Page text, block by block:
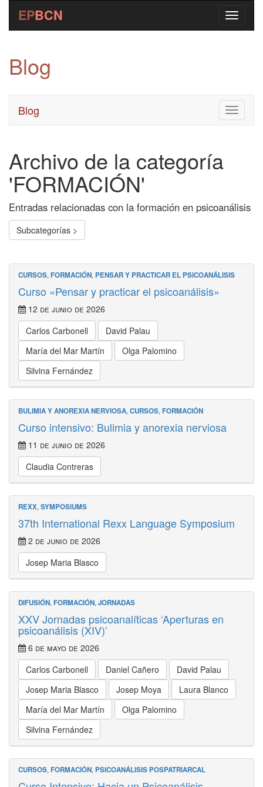
EPBCN
Blog
Toggle
Blog
Archivo de la categoría
'FORMACIÓN'
Entradas relacionadas con la formación en psicoanálisis
Subcategorías >
CURSOS, FORMACIÓN, PENSAR Y PRACTICAR EL PSICOANÁLISIS
Curso «Pensar y practicar el psicoanálisis»
12 de junio de 2026
Carlos Carbonell
David Palau
María del Mar Martín
Olga Palomino
Silvina Fernández
BULIMIA Y ANOREXIA NERVIOSA, CURSOS, FORMACIÓN
Curso intensivo: Bulimia y anorexia nerviosa
11 de junio de 2026
Claudia Contreras
REXX, SYMPOSIUMS
37th International Rexx Language Symposium
2 de junio de 2026
Josep Maria Blasco
DIFUSIÓN, FORMACIÓN, JORNADAS
XXV Jornadas psicoanalíticas ‘Aperturas en
psicoanálisis (XIV)’
6 de mayo de 2026
Carlos Carbonell
Daniel Cañero
David Palau
Josep Maria Blasco
Josep Moya
Laura Blanco
María del Mar Martín
Olga Palomino
Silvina Fernández
CURSOS, FORMACIÓN, PSICOANÁLISIS POSPATRIARCAL